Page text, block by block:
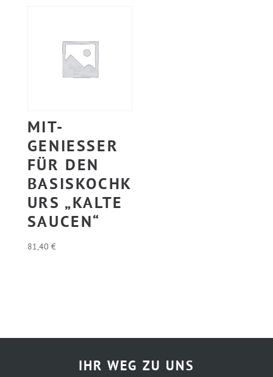
MIT-
GENIESSER F
ÜR DEN B
ASISKOCHKU
RS „KALTE S
AUCEN“
81,40 €
IHR WEG ZU UNS